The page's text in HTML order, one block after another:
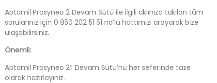
Aptamil Prosyneo 2 Devam Sütü ile ilgili aklınıza takılan tüm
sorularınız için 0 850 202 51 51 no’lu hattımızı arayarak bize
ulaşabilirsiniz.
Önemli:
Aptamil Prosyneo 2’i Devam Sütü’nü her seferinde taze
olarak hazırlayınız.